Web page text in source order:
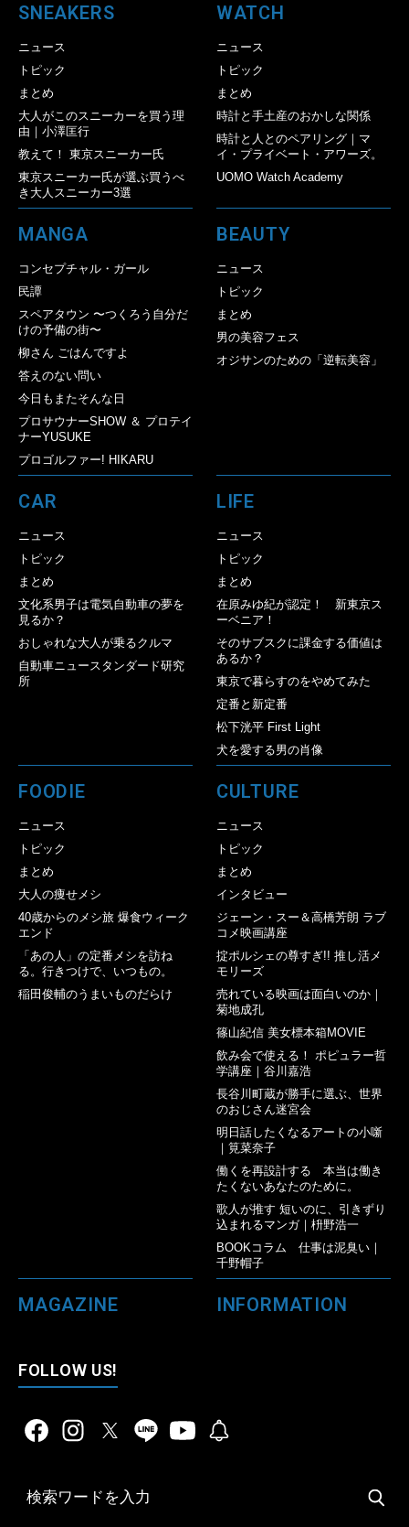
SNEAKERS
ニュース
トピック
まとめ
大人がこのスニーカーを買う理
由｜小澤匡行
教えて！ 東京スニーカー氏
東京スニーカー氏が選ぶ買うべ
き大人スニーカー3選
WATCH
ニュース
トピック
まとめ
時計と手土産のおかしな関係
時計と人とのペアリング｜マ
イ・プライベート・アワーズ。
UOMO Watch Academy
MANGA
コンセプチャル・ガール
民譚
スペアタウン 〜つくろう自分だ
けの予備の街〜
柳さん ごはんですよ
答えのない問い
今日もまたそんな日
プロサウナーSHOW ＆ プロテイ
ナーYUSUKE
プロゴルファー! HIKARU
BEAUTY
ニュース
トピック
まとめ
男の美容フェス
オジサンのための「逆転美容」
CAR
ニュース
トピック
まとめ
文化系男子は電気自動車の夢を
見るか？
おしゃれな大人が乗るクルマ
自動車ニュースタンダード研究
所
LIFE
ニュース
トピック
まとめ
在原みゆ紀が認定！ 新東京ス
ーベニア！
そのサブスクに課金する価値は
あるか？
東京で暮らすのをやめてみた
定番と新定番
松下洸平 First Light
犬を愛する男の肖像
FOODIE
ニュース
トピック
まとめ
大人の痩せメシ
40歳からのメシ旅 爆食ウィーク
エンド
「あの人」の定番メシを訪ね
る。行きつけで、いつもの。
稲田俊輔のうまいものだらけ
CULTURE
ニュース
トピック
まとめ
インタビュー
ジェーン・スー＆高橋芳朗 ラブ
コメ映画講座
掟ポルシェの尊すぎ!! 推し活メ
モリーズ
売れている映画は面白いのか｜
菊地成孔
篠山紀信 美女標本箱MOVIE
飲み会で使える！ ポピュラー哲
学講座｜谷川嘉浩
長谷川町蔵が勝手に選ぶ、世界
のおじさん迷宮会
明日話したくなるアートの小噺
｜筧菜奈子
働くを再設計する 本当は働き
たくないあなたのために。
歌人が推す 短いのに、引きずり
込まれるマンガ｜枡野浩一
BOOKコラム 仕事は泥臭い｜
千野帽子
MAGAZINE INFORMATION
FOLLOW US!